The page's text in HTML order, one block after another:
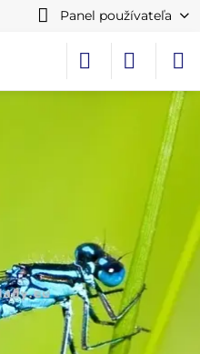
Panel používateľa